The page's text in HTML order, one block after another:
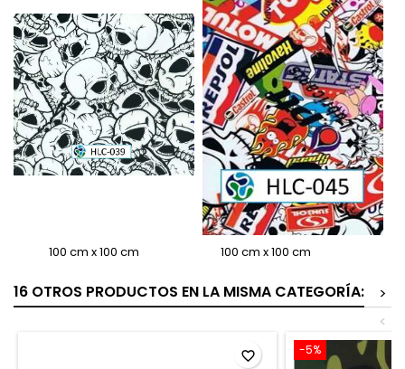
100 cm x 100 cm 100 cm x 100 cm
16 OTROS PRODUCTOS EN LA MISMA CATEGORÍA:
>
<
favorite_border -5%